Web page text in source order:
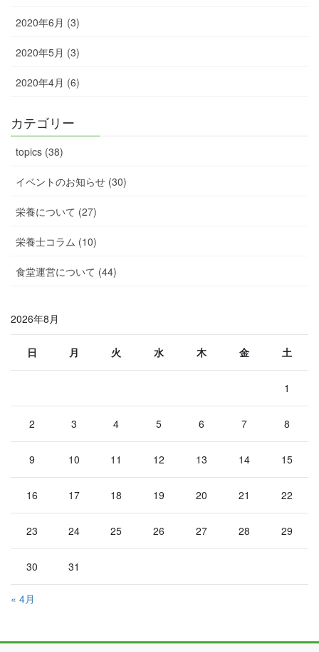
2020年6月 (3)
2020年5月 (3)
2020年4月 (6)
カテゴリー
topics (38)
イベントのお知らせ (30)
栄養について (27)
栄養士コラム (10)
食堂運営について (44)
2026年8月
日 月 火 水 木 金 土
1
2 3 4 5 6 7 8
9 10 11 12 13 14 15
16 17 18 19 20 21 22
23 24 25 26 27 28 29
30 31
« 4月